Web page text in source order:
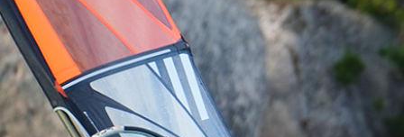
PREZZI
SPOT
CONTATTO